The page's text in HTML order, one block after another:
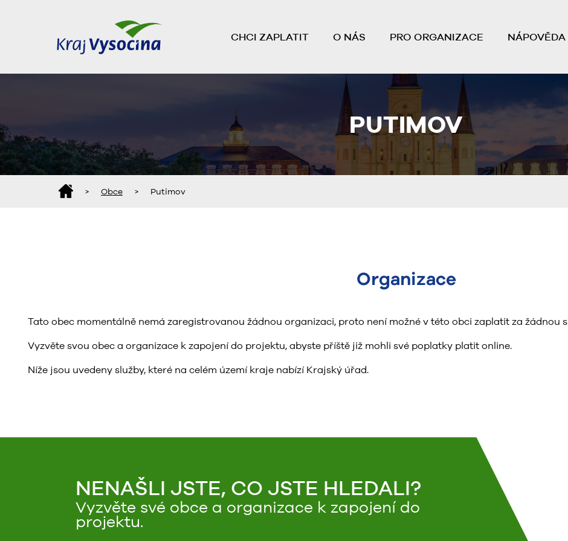
CHCI ZAPLATIT O NÁS PRO ORGANIZACE NÁPOVĚDA
PUTIMOV
> Obce > Putimov
Organizace
Tato obec momentálně nemá zaregistrovanou žádnou organizaci, proto není možné v této obci zaplatit za žádnou
Vyzvěte svou obec a organizace k zapojení do projektu, abyste příště již mohli své poplatky platit online.
Níže jsou uvedeny služby, které na celém území kraje nabízí Krajský úřad.
NENAŠLI JSTE, CO JSTE HLEDALI?
Vyzvěte své obce a organizace k zapojení do
projektu.